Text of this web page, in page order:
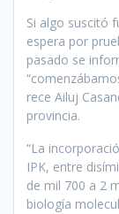
Si algo suscitó
espe­ra por
pasado se
rece Ailuj
provincia.
“La
IPK, entre
de mil 700 a 2
biología